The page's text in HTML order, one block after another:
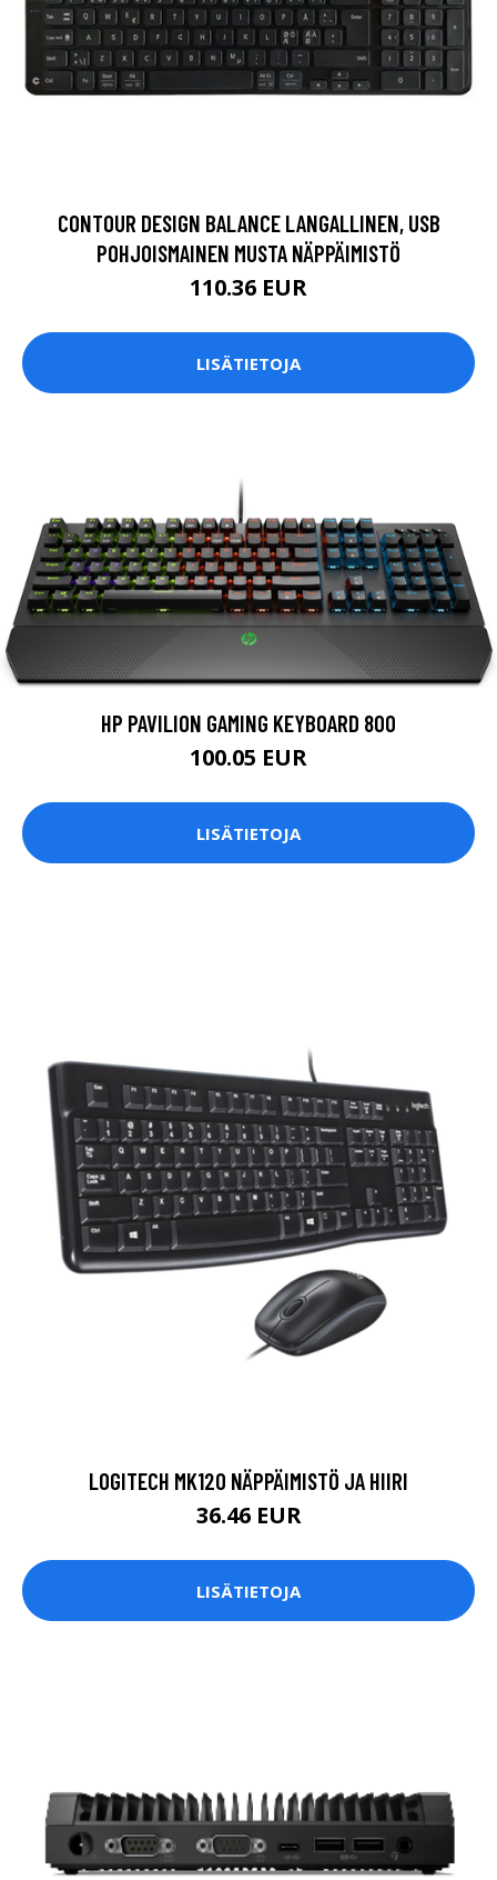
CONTOUR DESIGN BALANCE LANGALLINEN, USB
POHJOISMAINEN MUSTA NÄPPÄIMISTÖ
110.36 EUR
LISÄTIETOJA
HP PAVILION GAMING KEYBOARD 800
100.05 EUR
LISÄTIETOJA
LOGITECH MK120 NÄPPÄIMISTÖ JA HIIRI
36.46 EUR
LISÄTIETOJA